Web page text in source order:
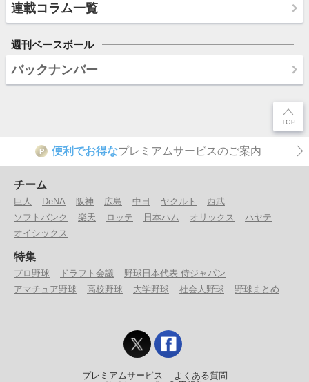
連載コラム一覧
週刊ベースボール
バックナンバー
P 便利でお得なプレミアムサービスのご案内
チーム
巨人 DeNA 阪神 広島 中日 ヤクルト
西武
ソフトバンク
楽天 ロッテ 日本ハム オリックス
ハヤテ
オイシックス
特集
プロ野球 ドラフト会議
野球日本代表 侍ジャパン
アマチュア野球
高校野球 大学野球 社会人野球 野球まとめ
プレミアムサービス
よくある質問